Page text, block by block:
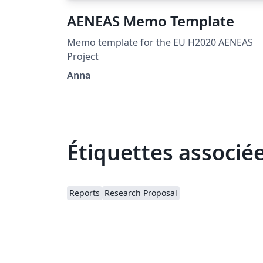
AENEAS Memo Template
Memo template for the EU H2020 AENEAS
Project
Anna
Étiquettes
Reports Research Proposal